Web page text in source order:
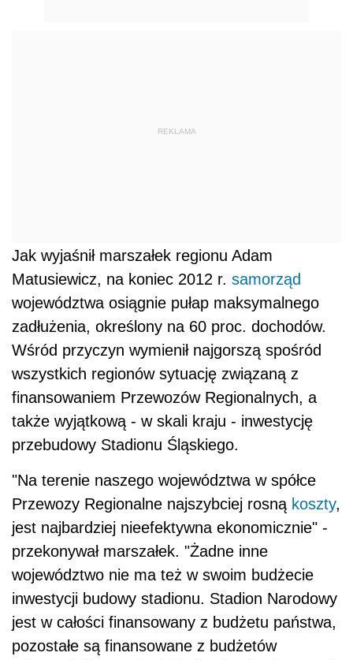
REKLAMA
Jak wyjaśnił marszałek regionu Adam
Matusiewicz, na koniec 2012 r. samorząd
województwa osiągnie pułap maksymalnego
zadłużenia, określony na 60 proc. dochodów.
Wśród przyczyn wymienił najgorszą spośród
wszystkich regionów sytuację związaną z
finansowaniem Przewozów Regionalnych, a
także wyjątkową - w skali kraju - inwestycję
przebudowy Stadionu Śląskiego.
"Na terenie naszego województwa w spółce
Przewozy Regionalne najszybciej rosną koszty,
jest najbardziej nieefektywna ekonomicznie" -
przekonywał marszałek. "Żadne inne
województwo nie ma też w swoim budżecie
inwestycji budowy stadionu. Stadion Narodowy
jest w całości finansowany z budżetu państwa,
pozostałe są finansowane z budżetów